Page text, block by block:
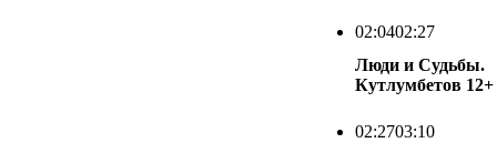
02:0402:27
Люди и Судьбы.
Кутлумбетов 12+
02:2703:10